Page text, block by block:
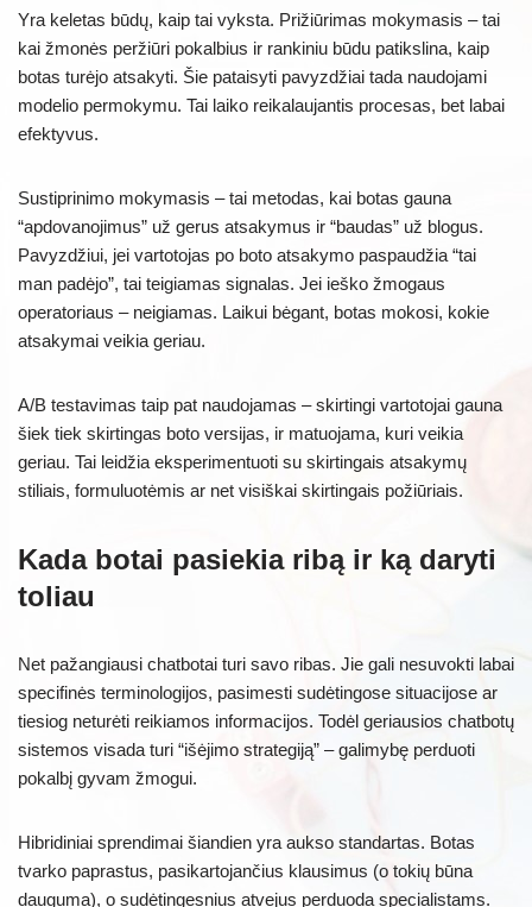
Yra keletas būdų, kaip tai vyksta. Prižiūrimas mokymasis – tai
kai žmonės peržiūri pokalbius ir rankiniu būdu patikslina, kaip
botas turėjo atsakyti. Šie pataisyti pavyzdžiai tada naudojami
modelio permokymu. Tai laiko reikalaujantis procesas, bet labai
efektyvus.
Sustiprinimo mokymasis – tai metodas, kai botas gauna
“apdovanojimus” už gerus atsakymus ir “baudas” už blogus.
Pavyzdžiui, jei vartotojas po boto atsakymo paspaudžia “tai
man padėjo”, tai teigiamas signalas. Jei ieško žmogaus
operatoriaus – neigiamas. Laikui bėgant, botas mokosi, kokie
atsakymai veikia geriau.
A/B testavimas taip pat naudojamas – skirtingi vartotojai gauna
šiek tiek skirtingas boto versijas, ir matuojama, kuri veikia
geriau. Tai leidžia eksperimentuoti su skirtingais atsakymų
stiliais, formuluotėmis ar net visiškai skirtingais požiūriais.
Kada botai pasiekia ribą ir ką daryti
toliau
Net pažangiausi chatbotai turi savo ribas. Jie gali nesuvokti labai
specifinės terminologijos, pasimesti sudėtingose situacijose ar
tiesiog neturėti reikiamos informacijos. Todėl geriausios chatbotų
sistemos visada turi “išėjimo strategiją” – galimybę perduoti
pokalbį gyvam žmogui.
Hibridiniai sprendimai šiandien yra aukso standartas. Botas
tvarko paprastus, pasikartojančius klausimus (o tokių būna
dauguma), o sudėtingesnius atvejus perduoda specialistams.